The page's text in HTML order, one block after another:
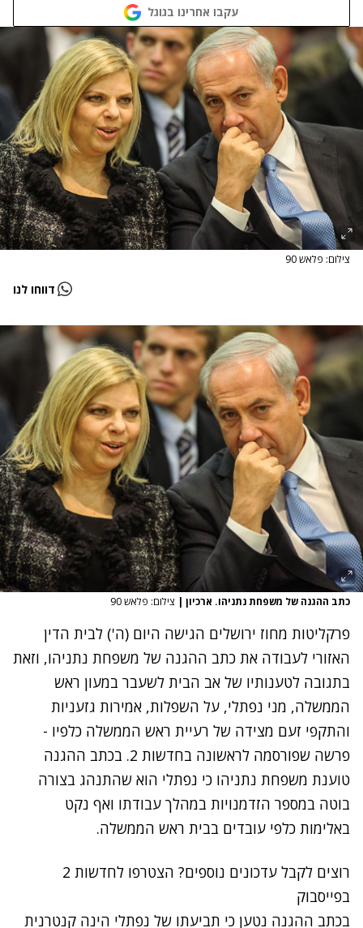
עקבו אחרינו בגוגל
צילום: פלאש 90
דווחו לנו
כתב ההגנה של משפחת נתניהו. ארכיון | צילום: פלאש 90
פרקליטות מחוז ירושלים הגישה היום (ה') לבית הדין
האזורי לעבודה את כתב ההגנה של משפחת נתניהו, וזאת
בתגובה לטענותיו של אב הבית לשעבר במעון ראש
הממשלה, מני נפתלי, על השפלות, אמירות גזעניות
והתקפי זעם מצידה של רעיית ראש הממשלה כלפיו -
פרשה שפורסמה לראשונה בחדשות 2. בכתב ההגנה
טוענת משפחת נתניהו כי נפתלי הוא שהתנהג בצורה
בוטה במספר הזדמנויות במהלך עבודתו ואף נקט
באלימות כלפי עובדים בבית ראש הממשלה.
רוצים לקבל עדכונים נוספים? הצטרפו לחדשות 2
בפייסבוק
בכתב ההגנה נטען כי תביעתו של נפתלי הינה קנטרנית